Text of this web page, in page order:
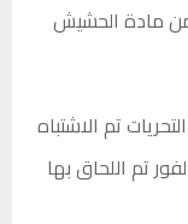
مادة الحشيش
تم الاشتباه
تم اللحاق بها